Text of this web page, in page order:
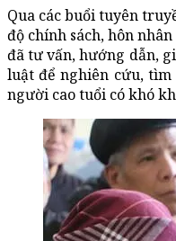
Qua các buổi tuyên
độ chính sách, hôn
đã tư vấn, hướng dẫn,
luật để nghiên cứu, tìm
người cao tuổi có khó